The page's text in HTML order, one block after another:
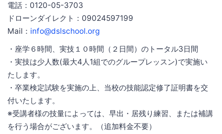
電話：0120-05-3703
ドローンダイレクト：09024597199
Mail： info@dslschool.org
・座学６時間、実技１０時間（２日間）のトータル3日間
・実技は少人数(最大4人1組でのグループレッスン)で実施い
たします。
・卒業検定試験を実施の上、当校の技能認定修了証明書を交
付いたします。
※受講者様の技量によっては、早出・居残り練習、または補講
を行う場合がございます。（追加料金不要）